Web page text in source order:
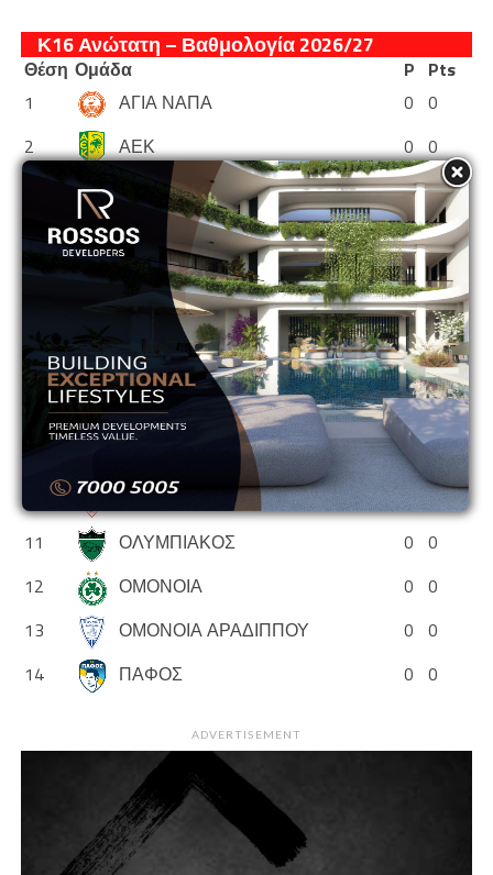
Κ16 Ανώτατη – Βαθμολογία 2026/27
Θέση Ομάδα P Pts
1
ΑΓΙΑ ΝΑΠΑ 0 0
2
ΑΕΚ 0 0
ΑΕΛ 0 0
4
ΑΝΟΡΘΩΣΗ 0 0
ΑΠΟΕΛ 0 0
ΑΠΟΛΛΩΝ 0 0
7
ΑΡΗΣ 0 0
ΕΘΝΙΚΟΣ ΑΣΣΙΑΣ 0 0
9
0
0
ΝΕΑ ΣΑΛΑΜΙΝΑ 0 0
11
ΟΛΥΜΠΙΑΚΟΣ 0 0
12
ΟΜΟΝΟΙΑ 0 0
13
ΟΜΟΝΟΙΑ ΑΡΑΔΙΠΠΟΥ 0 0
14
ΠΑΦΟΣ 0 0
ADVERTISEMENT